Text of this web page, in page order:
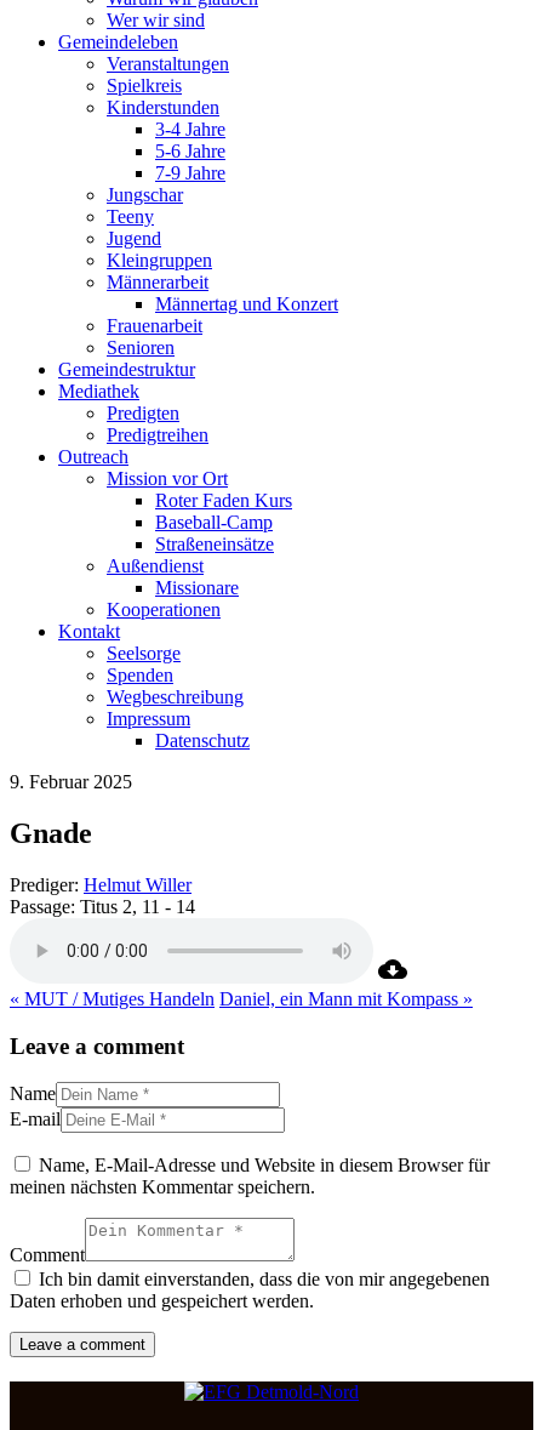
Wer wir sind
Gemeindeleben
Veranstaltungen
Spielkreis
Kinderstunden
3-4 Jahre
5-6 Jahre
7-9 Jahre
Jungschar
Teeny
Jugend
Kleingruppen
Männerarbeit
Männertag und Konzert
Frauenarbeit
Senioren
Gemeindestruktur
Mediathek
Predigten
Predigtreihen
Outreach
Mission vor Ort
Roter Faden Kurs
Baseball-Camp
Straßeneinsätze
Außendienst
Missionare
Kooperationen
Kontakt
Seelsorge
Spenden
Wegbeschreibung
Impressum
Datenschutz
9. Februar 2025
Gnade
Prediger: Helmut Willer
Passage: Titus 2, 11 - 14
« MUT / Mutiges Handeln Daniel, ein Mann mit Kompass »
Leave a comment
Name
E-mail
Name, E-Mail-Adresse und Website in diesem Browser für
meinen nächsten Kommentar speichern.
Comment
Ich bin damit einverstanden, dass die von mir angegebenen
Daten erhoben und gespeichert werden.